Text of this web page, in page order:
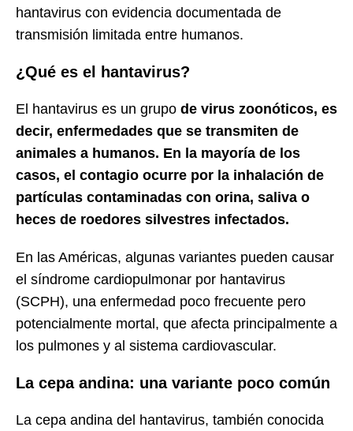
hantavirus con evidencia documentada de
transmisión limitada entre humanos.
¿Qué es el hantavirus?
El hantavirus es un grupo de virus zoonóticos, es
decir, enfermedades que se transmiten de
animales a humanos. En la mayoría de los
casos, el contagio ocurre por la inhalación de
partículas contaminadas con orina, saliva o
heces de roedores silvestres infectados.
En las Américas, algunas variantes pueden causar
el síndrome cardiopulmonar por hantavirus
(SCPH), una enfermedad poco frecuente pero
potencialmente mortal, que afecta principalmente a
los pulmones y al sistema cardiovascular.
La cepa andina: una variante poco común
La cepa andina del hantavirus, también conocida